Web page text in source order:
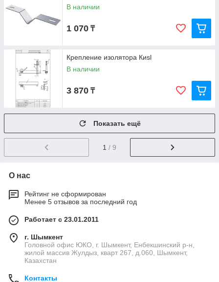
В наличии
1 070 ₸
Крепление изолятора Киsl
В наличии
3 870 ₸
Показать ещё
1 / 9
О нас
Рейтинг не сформирован
Менее 5 отзывов за последний год
Работает с 23.01.2011
г. Шымкент
Головной офис ЮКО, г. Шымкент, Енбекшинский р-н,
жилой массив Жулдыз, кварт 267, д.060, Шымкент,
Казахстан
Контакты